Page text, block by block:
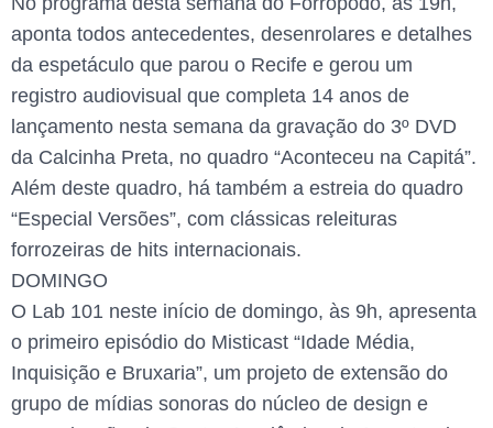
aponta todos antecedentes, desenrolares e detalhes
da espetáculo que parou o Recife e gerou um
registro audiovisual que completa 14 anos de
lançamento nesta semana da gravação do 3º DVD
da Calcinha Preta, no quadro “Aconteceu na Capitá”.
Além deste quadro, há também a estreia do quadro
“Especial Versões”, com clássicas releituras
forrozeiras de hits internacionais.
DOMINGO
O Lab 101 neste início de domingo, às 9h, apresenta
o primeiro episódio do Misticast “Idade Média,
Inquisição e Bruxaria”, um projeto de extensão do
grupo de mídias sonoras do núcleo de design e